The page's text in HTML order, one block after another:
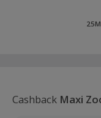
Cashback Maxi